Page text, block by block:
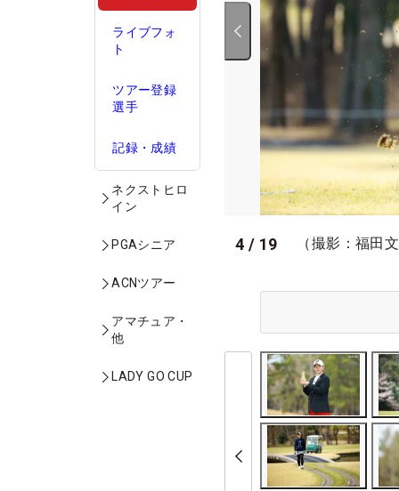
ライブフォ
ト
ツアー登録
選手
記録・成績
ネクストヒロ
イン
PGAシニア
ACNツアー
アマチュア・
他
LADY GO CUP
4 / 19 （撮影：福田